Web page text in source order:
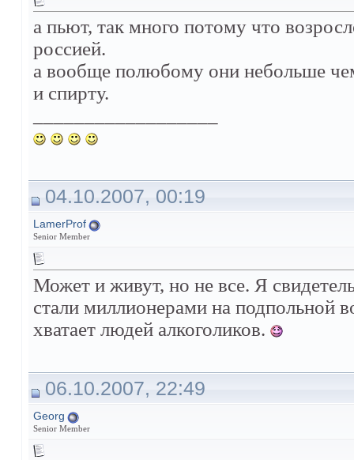
а пьют, так много потому что
россией.
а вообще полюбому они небольше
и спирту.
04.10.2007, 00:19
LamerProf
Senior Member
Может и живут, но не все. Я
стали миллионерами на подпольной
хватает людей алкоголиков.
06.10.2007, 22:49
Georg
Senior Member